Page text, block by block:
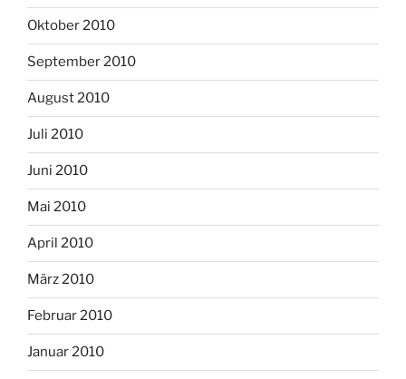
Oktober 2010
September 2010
August 2010
Juli 2010
Juni 2010
Mai 2010
April 2010
März 2010
Februar 2010
Januar 2010